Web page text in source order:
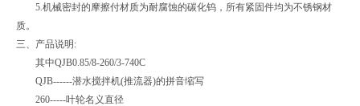
5.机械密封的摩擦付材质为耐腐蚀的碳化钨，所有紧固件均为不锈钢材
质。
三、产品说明:
其中QJB0.85/8-260/3-740C
QJB------潜水搅拌机(推流器)的拼音缩写
260-----叶轮名义直径